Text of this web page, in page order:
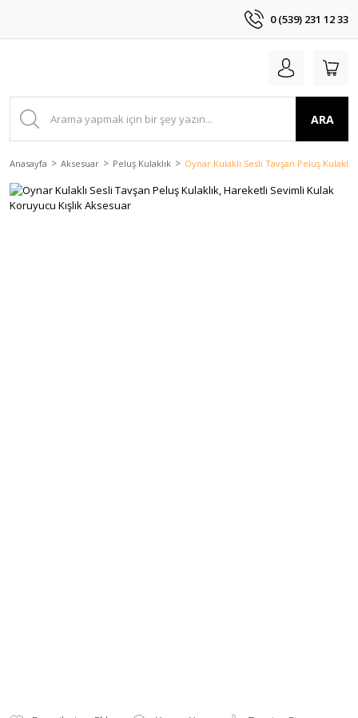
0 (539) 231 12 33
ARA
Anasayfa Aksesuar Peluş Kulaklık Oynar Kulaklı Sesli Tavşan Peluş